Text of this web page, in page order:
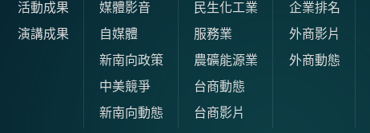
活動成果
演講成果
媒體影音
自媒體
新南向政策
中美競爭
新南向動態
民生化工業
服務業
農礦能源業
台商動態
台商影片
企業排名
外商影片
外商動態